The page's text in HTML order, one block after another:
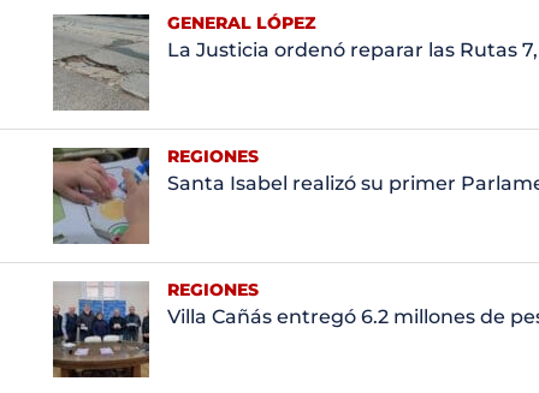
GENERAL LÓPEZ
La Justicia ordenó reparar las Rutas 7,
REGIONES
Santa Isabel realizó su primer
REGIONES
Villa Cañás entregó 6.2 millones de